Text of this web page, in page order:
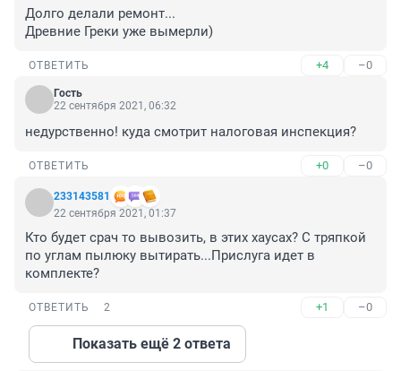
Долго делали ремонт...
Древние Греки уже вымерли)
ОТВЕТИТЬ +4 –0
Гость
22 сентября 2021, 06:32
недурственно! куда смотрит налоговая инспекция?
ОТВЕТИТЬ +0 –0
233143581
22 сентября 2021, 01:37
Кто будет срач то вывозить, в этих хаусах? С тряпкой
по углам пылюку вытирать...Прислуга идет в
комплекте?
ОТВЕТИТЬ 2 +1 –0
Показать ещё 2 ответа